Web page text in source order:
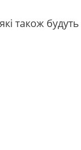
також